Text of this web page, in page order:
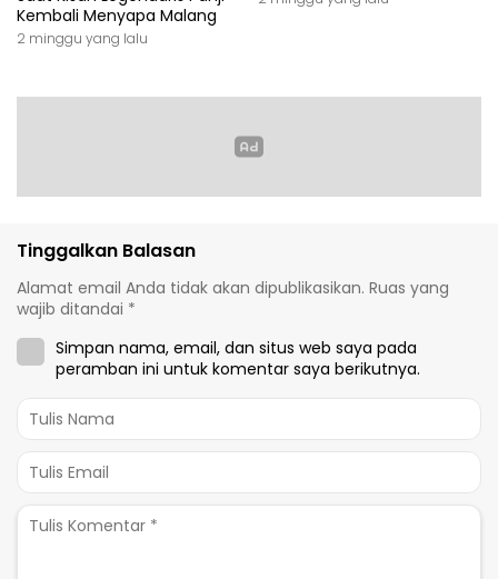
Kembali Menyapa Malang
2 minggu yang lalu
Tinggalkan Balasan
Alamat email Anda tidak akan dipublikasikan. Ruas yang
wajib ditandai *
Simpan nama, email, dan situs web saya pada
peramban ini untuk komentar saya berikutnya.